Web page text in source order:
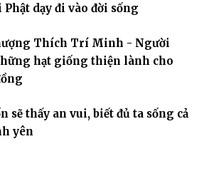
dạy đi vào đời sống
Thích Trí Minh - Người
hạt giống thiện lành cho
sẽ thấy an vui, biết đủ ta sống cả
yên